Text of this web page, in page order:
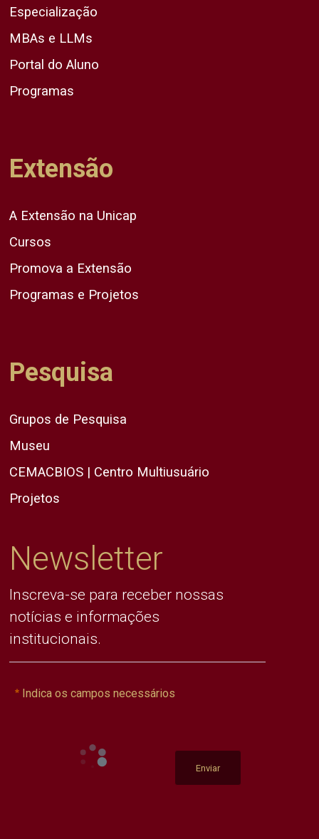
Especialização
MBAs e LLMs
Portal do Aluno
Programas
Extensão
A Extensão na Unicap
Cursos
Promova a Extensão
Programas e Projetos
Pesquisa
Grupos de Pesquisa
Museu
CEMACBIOS | Centro Multiusuário
Projetos
Newsletter
Inscreva-se para receber nossas
notícias e informações
institucionais.
Indica os campos necessários
Enviar